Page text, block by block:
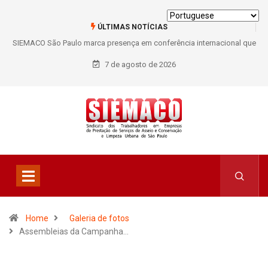
ÚLTIMAS NOTÍCIAS
SIEMACO São Paulo marca presença em conferência internacional que
debate os desafios do setor de limpeza e segurança
7 de agosto de 2026
Home
Galeria de fotos
Assembleias da Campanha…